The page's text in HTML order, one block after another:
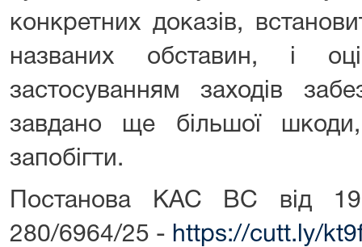
конкретних доказів,
названих обставин, і
застосуванням заходів
завдано ще більшої
запобігти.
Постанова КАС ВС від
280/6964/25 - https://cutt.ly/